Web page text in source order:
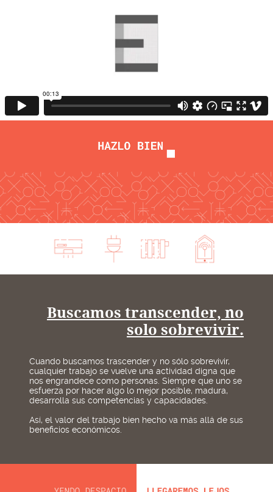
Buscamos transcender, no
solo sobrevivir.
Cuando buscamos trascender y no sólo sobrevivir,
cualquier trabajo se vuelve una actividad digna que
nos engrandece como personas. Siempre que uno se
esfuerza por hacer algo lo mejor posible, madura,
desarrolla sus competencias y capacidades.
Así, el valor del trabajo bien hecho va más allá de sus
beneficios económicos.